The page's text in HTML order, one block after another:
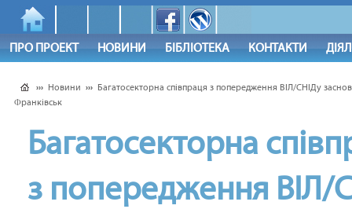
ПРО ПРОЕКТ НОВИНИ БІБЛІОТЕКА КОНТАКТИ
››› Новини ››› Багатосекторна співпраця з попередження ВІЛ/СНІДу
Франківськ
Багатосекторна
з попередження ВІЛ/